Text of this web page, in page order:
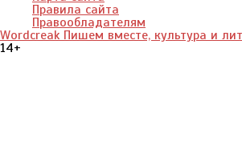
Правила сайта
Правообладателям
Wordcreak Пишем вместе, культура и
14+